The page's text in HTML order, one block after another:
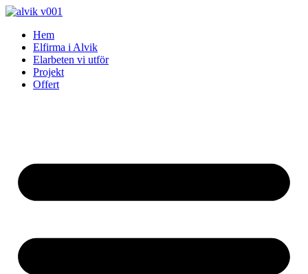
Skip
contentHem
Elfirma i Alvik
Elarbeten vi utför
Projekt
Offert